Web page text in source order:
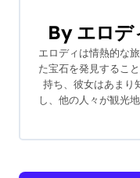
By エロデ
エロディは情熱的な
た宝石を発見するこ
持ち、彼女はあまり
し、他の人々が観光